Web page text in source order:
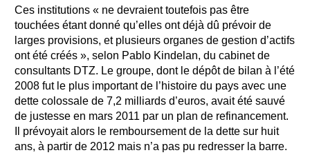
Ces institutions « ne devraient toutefois pas être
touchées étant donné qu’elles ont déjà dû prévoir de
larges provisions, et plusieurs organes de gestion d’actifs
ont été créés », selon Pablo Kindelan, du cabinet de
consultants DTZ. Le groupe, dont le dépôt de bilan à l’été
2008 fut le plus important de l’histoire du pays avec une
dette colossale de 7,2 milliards d’euros, avait été sauvé
de justesse en mars 2011 par un plan de refinancement.
Il prévoyait alors le remboursement de la dette sur huit
ans, à partir de 2012 mais n’a pas pu redresser la barre.